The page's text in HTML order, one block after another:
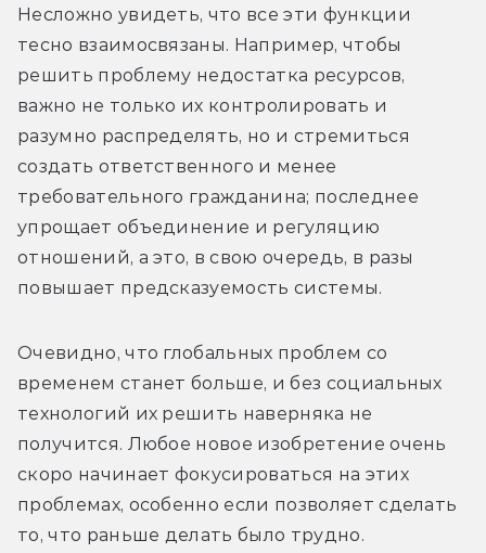
Несложно увидеть, что все эти функции
тесно взаимосвязаны. Например, чтобы
решить проблему недостатка ресурсов,
важно не только их контролировать и
разумно распределять, но и стремиться
создать ответственного и менее
требовательного гражданина; последнее
упрощает объединение и регуляцию
отношений, а это, в свою очередь, в разы
повышает предсказуемость системы.
Очевидно, что глобальных проблем со
временем станет больше, и без социальных
технологий их решить наверняка не
получится. Любое новое изобретение очень
скоро начинает фокусироваться на этих
проблемах, особенно если позволяет сделать
то, что раньше делать было трудно.